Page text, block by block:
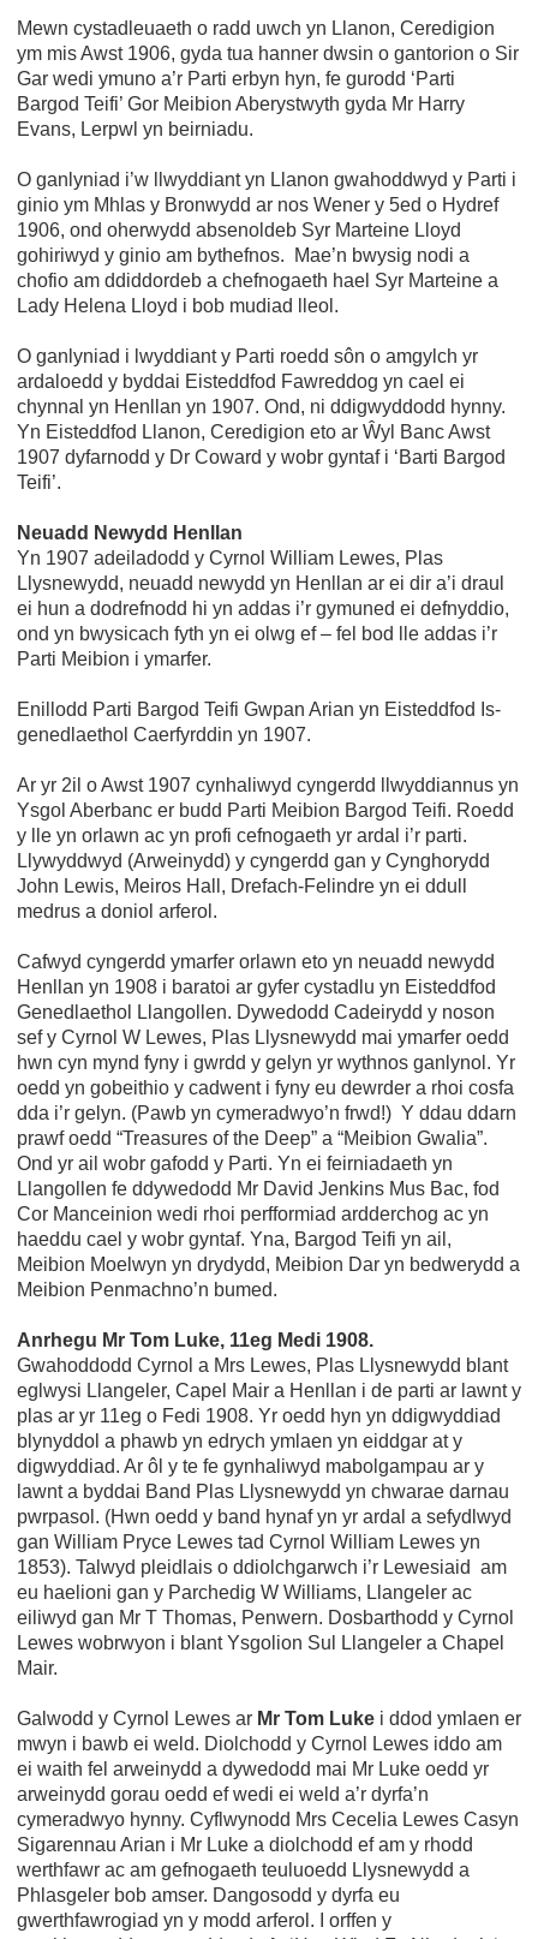
Mewn cystadleuaeth o radd uwch yn Llanon, Ceredigion
ym mis Awst 1906, gyda tua hanner dwsin o gantorion o Sir
Gar wedi ymuno a’r Parti erbyn hyn, fe gurodd ‘Parti
Bargod Teifi’ Gor Meibion Aberystwyth gyda Mr Harry
Evans, Lerpwl yn beirniadu.
O ganlyniad i’w llwyddiant yn Llanon gwahoddwyd y Parti i
ginio ym Mhlas y Bronwydd ar nos Wener y 5ed o Hydref
1906, ond oherwydd absenoldeb Syr Marteine Lloyd
gohiriwyd y ginio am bythefnos. Mae’n bwysig nodi a
chofio am ddiddordeb a chefnogaeth hael Syr Marteine a
Lady Helena Lloyd i bob mudiad lleol.
O ganlyniad i lwyddiant y Parti roedd sôn o amgylch yr
ardaloedd y byddai Eisteddfod Fawreddog yn cael ei
chynnal yn Henllan yn 1907. Ond, ni ddigwyddodd hynny.
Yn Eisteddfod Llanon, Ceredigion eto ar Ŵyl Banc Awst
1907 dyfarnodd y Dr Coward y wobr gyntaf i ‘Barti Bargod
Teifi’.
Neuadd Newydd Henllan
Yn 1907 adeiladodd y Cyrnol William Lewes, Plas
Llysnewydd, neuadd newydd yn Henllan ar ei dir a’i draul
ei hun a dodrefnodd hi yn addas i’r gymuned ei defnyddio,
ond yn bwysicach fyth yn ei olwg ef – fel bod lle addas i’r
Parti Meibion i ymarfer.
Enillodd Parti Bargod Teifi Gwpan Arian yn Eisteddfod Is-
genedlaethol Caerfyrddin yn 1907.
Ar yr 2il o Awst 1907 cynhaliwyd cyngerdd llwyddiannus yn
Ysgol Aberbanc er budd Parti Meibion Bargod Teifi. Roedd
y lle yn orlawn ac yn profi cefnogaeth yr ardal i’r parti.
Llywyddwyd (Arweinydd) y cyngerdd gan y Cynghorydd
John Lewis, Meiros Hall, Drefach-Felindre yn ei ddull
medrus a doniol arferol.
Cafwyd cyngerdd ymarfer orlawn eto yn neuadd newydd
Henllan yn 1908 i baratoi ar gyfer cystadlu yn Eisteddfod
Genedlaethol Llangollen. Dywedodd Cadeirydd y noson
sef y Cyrnol W Lewes, Plas Llysnewydd mai ymarfer oedd
hwn cyn mynd fyny i gwrdd y gelyn yr wythnos ganlynol. Yr
oedd yn gobeithio y cadwent i fyny eu dewrder a rhoi cosfa
dda i’r gelyn. (Pawb yn cymeradwyo’n frwd!) Y ddau ddarn
prawf oedd “Treasures of the Deep” a “Meibion Gwalia”.
Ond yr ail wobr gafodd y Parti. Yn ei feirniadaeth yn
Llangollen fe ddywedodd Mr David Jenkins Mus Bac, fod
Cor Manceinion wedi rhoi perfformiad ardderchog ac yn
haeddu cael y wobr gyntaf. Yna, Bargod Teifi yn ail,
Meibion Moelwyn yn drydydd, Meibion Dar yn bedwerydd a
Meibion Penmachno’n bumed.
Anrhegu Mr Tom Luke, 11eg Medi 1908.
Gwahoddodd Cyrnol a Mrs Lewes, Plas Llysnewydd blant
eglwysi Llangeler, Capel Mair a Henllan i de parti ar lawnt y
plas ar yr 11eg o Fedi 1908. Yr oedd hyn yn ddigwyddiad
blynyddol a phawb yn edrych ymlaen yn eiddgar at y
digwyddiad. Ar ôl y te fe gynhaliwyd mabolgampau ar y
lawnt a byddai Band Plas Llysnewydd yn chwarae darnau
pwrpasol. (Hwn oedd y band hynaf yn yr ardal a sefydlwyd
gan William Pryce Lewes tad Cyrnol William Lewes yn
1853). Talwyd pleidlais o ddiolchgarwch i’r Lewesiaid am
eu haelioni gan y Parchedig W Williams, Llangeler ac
eiliwyd gan Mr T Thomas, Penwern. Dosbarthodd y Cyrnol
Lewes wobrwyon i blant Ysgolion Sul Llangeler a Chapel
Mair.
Galwodd y Cyrnol Lewes ar Mr Tom Luke i ddod ymlaen er
mwyn i bawb ei weld. Diolchodd y Cyrnol Lewes iddo am
ei waith fel arweinydd a dywedodd mai Mr Luke oedd yr
arweinydd gorau oedd ef wedi ei weld a’r dyrfa’n
cymeradwyo hynny. Cyflwynodd Mrs Cecelia Lewes Casyn
Sigarennau Arian i Mr Luke a diolchodd ef am y rhodd
werthfawr ac am gefnogaeth teuluoedd Llysnewydd a
Phlasgeler bob amser. Dangosodd y dyrfa eu
gwerthfawrogiad yn y modd arferol. I orffen y